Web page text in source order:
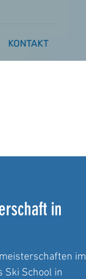
KONTAKT
in
im
Ski School in